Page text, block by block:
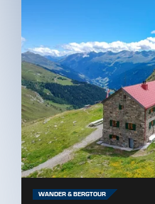
WANDER & BERGTOUR